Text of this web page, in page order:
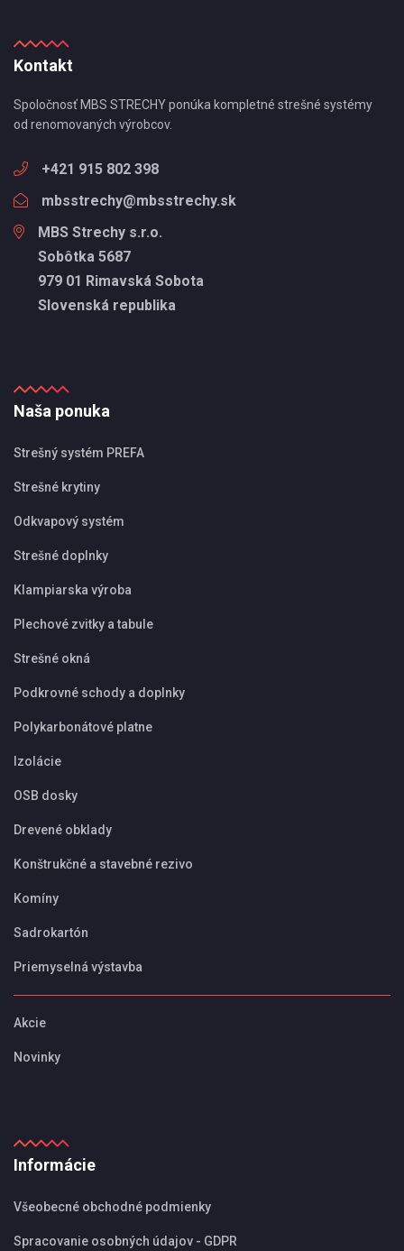
Kontakt
Spoločnosť MBS STRECHY ponúka kompletné strešné systémy
od renomovaných výrobcov.
+421 915 802 398
mbsstrechy@mbsstrechy.sk
MBS Strechy s.r.o.
Sobôtka 5687
979 01 Rimavská Sobota
Slovenská republika
Naša ponuka
Strešný systém PREFA
Strešné krytiny
Odkvapový systém
Strešné doplnky
Klampiarska výroba
Plechové zvitky a tabule
Strešné okná
Podkrovné schody a doplnky
Polykarbonátové platne
Izolácie
OSB dosky
Drevené obklady
Konštrukčné a stavebné rezivo
Komíny
Sadrokartón
Priemyselná výstavba
Akcie
Novinky
Informácie
Všeobecné obchodné podmienky
Spracovanie osobných údajov - GDPR